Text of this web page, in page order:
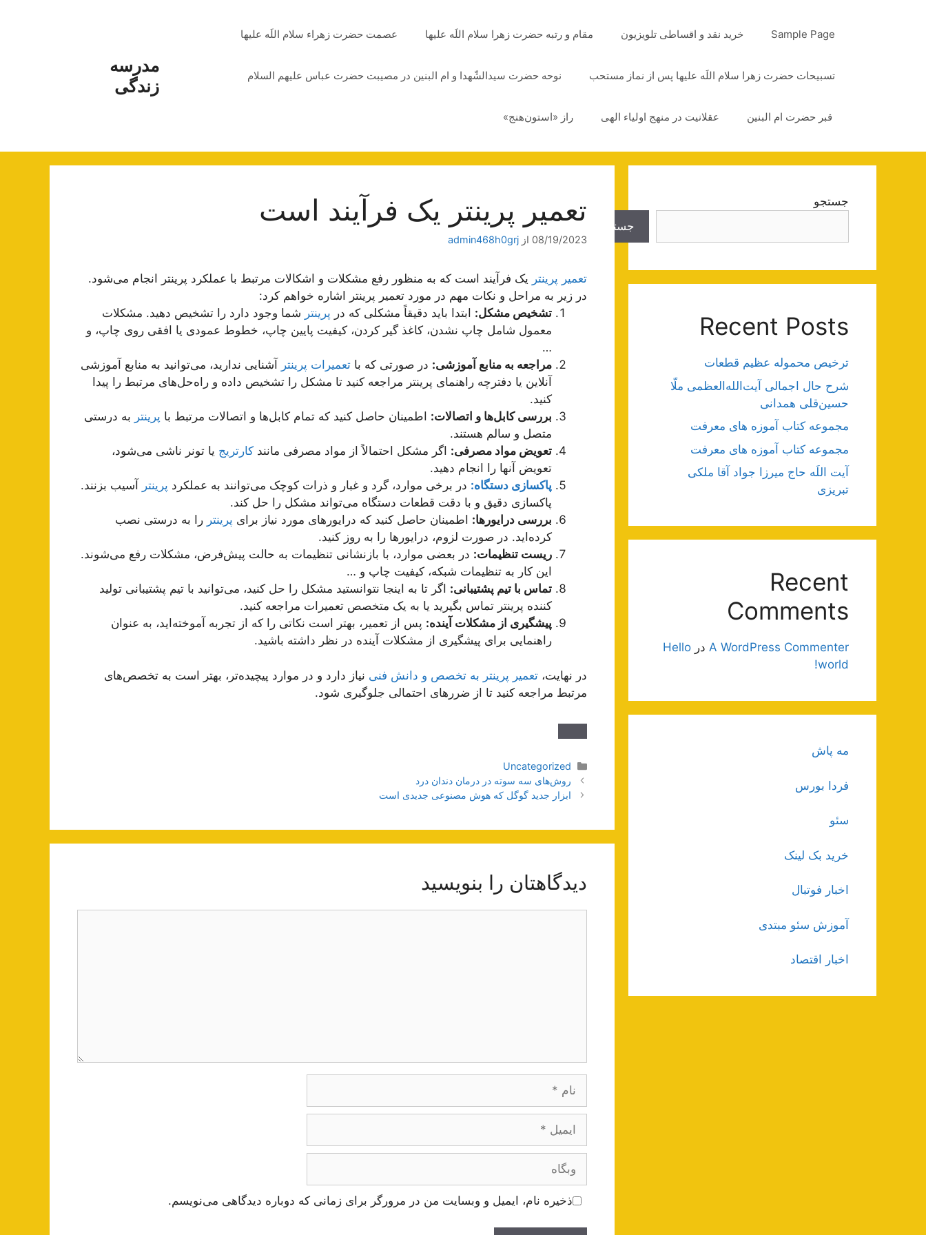
مدرسه
زندگی
Sample Page خرید نقد و اقساطی تلویزیون مقام و رتبه حضرت زهرا سلام اللَه علیها عصمت حضرت زهراء سلام اللَه علیها
تسبیحات حضرت زهرا سلام اللَه علیها پس از نماز مستحب نوحه حضرت سیدالشّهدا و ام البنین در مصیبت حضرت عباس علیهم السلام
قبر حضرت ام البنین عقلانیت در منهج اولیاء الهی راز «استون‌هنج»
تعمیر پرینتر یک فرآیند است
08/19/2023 از admin468h0grj
تعمیر پرینتر یک فرآیند است که به منظور رفع مشکلات و اشکالات مرتبط با عملکرد پرینتر انجام می‌شود.
در زیر به مراحل و نکات مهم در مورد تعمیر پرینتر اشاره خواهم کرد:
تشخیص مشکل: ابتدا باید دقیقاً مشکلی که در پرینتر شما وجود دارد را تشخیص دهید. مشکلات
معمول شامل چاپ نشدن، کاغذ گیر کردن، کیفیت پایین چاپ، خطوط عمودی یا افقی روی چاپ، و
…
مراجعه به منابع آموزشی: در صورتی که با تعمیرات پرینتر
آشنایی ندارید، می‌توانید به منابع آموزشی
آنلاین یا دفترچه راهنمای پرینتر مراجعه کنید تا مشکل را تشخیص داده و راه‌حل‌های مرتبط را پیدا
کنید.
بررسی کابل‌ها و اتصالات: اطمینان حاصل کنید که تمام کابل‌ها و اتصالات مرتبط با پرینتر به درستی
متصل و سالم هستند.
تعویض مواد مصرفی: اگر مشکل احتمالاً از مواد مصرفی مانند کارتریج یا تونر ناشی می‌شود،
تعویض آنها را انجام دهید.
پاکسازی دستگاه: در برخی موارد، گرد و غبار و ذرات کوچک می‌توانند به عملکرد پرینتر
آسیب بزنند.
پاکسازی دقیق و با دقت قطعات دستگاه می‌تواند مشکل را حل کند.
بررسی درایورها: اطمینان حاصل کنید که درایورهای مورد نیاز برای پرینتر را به درستی نصب
کرده‌اید. در صورت لزوم، درایورها را به روز کنید.
ریست تنظیمات: در بعضی موارد، با بازنشانی تنظیمات به حالت پیش‌فرض، مشکلات رفع می‌شوند.
این کار به تنظیمات شبکه، کیفیت چاپ و …
تماس با تیم پشتیبانی: اگر تا به اینجا نتوانستید مشکل را حل کنید، می‌توانید با تیم پشتیبانی تولید
کننده پرینتر تماس بگیرید یا به یک متخصص تعمیرات مراجعه کنید.
پیشگیری از مشکلات آینده: پس از تعمیر، بهتر است نکاتی را که از تجربه آموخته‌اید، به عنوان
راهنمایی برای پیشگیری از مشکلات آینده در نظر داشته باشید.
در نهایت، تعمیر پرینتر به تخصص و دانش فنی نیاز دارد و در موارد پیچیده‌تر، بهتر است به تخصص‌های
مرتبط مراجعه کنید تا از ضررهای احتمالی جلوگیری شود.
دسته‌ها
Uncategorized
ناوبری
نوشته‌ها
روش‌های سه سوته در درمان دندان درد
ابزار جدید گوگل که هوش مصنوعی جدیدی است
دیدگاهتان را بنویسید
ایمیل
وبگاه
ذخیره نام، ایمیل و وبسایت من در مرورگر برای زمانی که دوباره دیدگاهی می‌نویسم.
جستجو
جستجو
Recent Posts
ترخیص محموله عظیم قطعات
شرح حال اجمالی آیت‌الله‌العظمی ملّا
حسین‌قلی همدانی
مجموعه کتاب آموزه های معرفت
مجموعه کتاب آموزه های معرفت
آیت اللَه حاج میرزا جواد آقا ملکی
تبریزی
Recent
Comments
A WordPress Commenter در Hello
world!
مه پاش
فردا بورس
سئو
خرید بک لینک
اخبار فوتبال
آموزش سئو مبتدی
اخبار اقتصاد